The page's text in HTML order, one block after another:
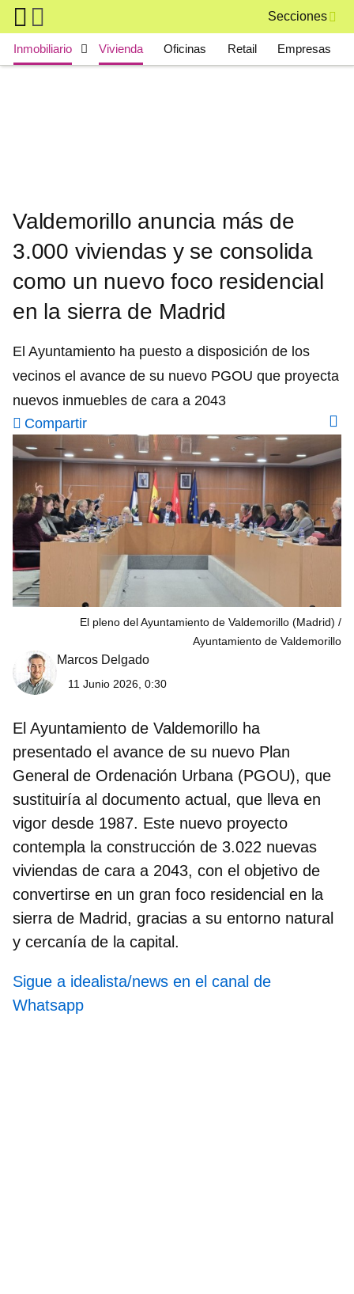
Skip to main content
Secciones
Main navigation
Inmobiliario Vivienda Oficinas Retail Empresas
Valdemorillo anuncia más de
3.000 viviendas y se consolida
como un nuevo foco residencial
en la sierra de Madrid
El Ayuntamiento ha puesto a disposición de los
vecinos el avance de su nuevo PGOU que proyecta
nuevos inmuebles de cara a 2043
Compartir
El pleno del Ayuntamiento de Valdemorillo (Madrid)
Ayuntamiento de Valdemorillo
Marcos Delgado
11 Junio 2026, 0:30
El Ayuntamiento de Valdemorillo ha
presentado el avance de su nuevo Plan
General de Ordenación Urbana (PGOU), que
sustituiría al documento actual, que lleva en
vigor desde 1987. Este nuevo proyecto
contempla la construcción de 3.022 nuevas
viviendas de cara a 2043, con el objetivo de
convertirse en un gran foco residencial en la
sierra de Madrid, gracias a su entorno natural
y cercanía de la capital.
Sigue a idealista/news en el canal de
Whatsapp